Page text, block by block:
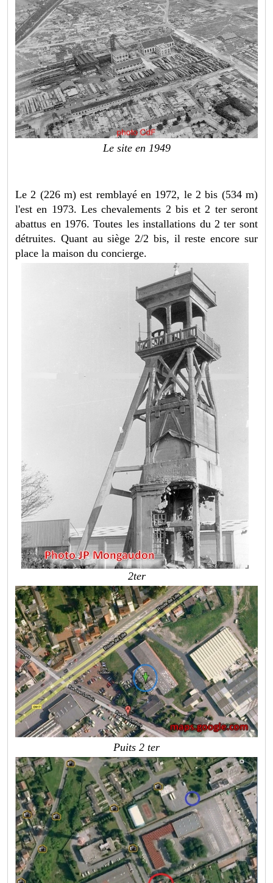
Le site en 1949
Le 2 (226 m) est remblayé en 1972, le 2 bis (534 m)
l'est en 1973. Les chevalements 2 bis et 2 ter seront
abattus en 1976. Toutes les installations du 2 ter sont
détruites. Quant au siège 2/2 bis, il reste encore sur
place la maison du concierge.
2ter
Puits 2 ter